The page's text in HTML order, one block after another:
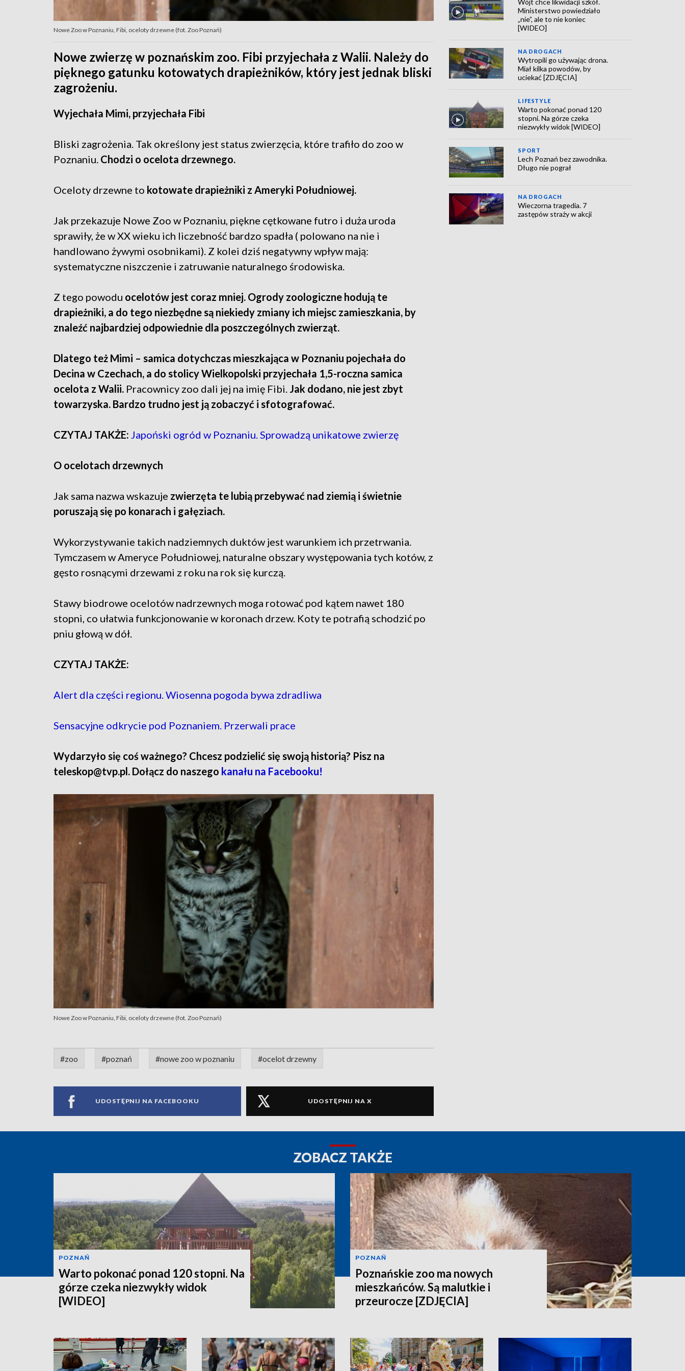
Nowe Zoo w Poznaniu, Fibi, oceloty drzewne (fot. Zoo Poznań)
Nowe zwierzę w poznańskim zoo. Fibi przyjechała z Walii. Należy do
pięknego gatunku kotowatych drapieżników, który jest jednak bliski
zagrożeniu.
Wyjechała Mimi, przyjechała Fibi
Bliski zagrożenia. Tak określony jest status zwierzęcia, które trafiło do zoo w
Poznaniu. Chodzi o ocelota drzewnego.
Oceloty drzewne to kotowate drapieżniki z Ameryki Południowej.
Jak przekazuje Nowe Zoo w Poznaniu, piękne cętkowane futro i duża uroda
sprawiły, że w XX wieku ich liczebność bardzo spadła ( polowano na nie i
handlowano żywymi osobnikami). Z kolei dziś negatywny wpływ mają:
systematyczne niszczenie i zatruwanie naturalnego środowiska.
Z tego powodu ocelotów jest coraz mniej. Ogrody zoologiczne hodują te
drapieżniki, a do tego niezbędne są niekiedy zmiany ich miejsc zamieszkania, by
znaleźć najbardziej odpowiednie dla poszczególnych zwierząt.
Dlatego też Mimi – samica dotychczas mieszkająca w Poznaniu pojechała do
Decina w Czechach, a do stolicy Wielkopolski przyjechała 1,5-roczna samica
ocelota z Walii. Pracownicy zoo dali jej na imię Fibi. Jak dodano, nie jest zbyt
towarzyska. Bardzo trudno jest ją zobaczyć i sfotografować.
CZYTAJ TAKŻE: Japoński ogród w Poznaniu. Sprowadzą unikatowe zwierzę
O ocelotach drzewnych
Jak sama nazwa wskazuje zwierzęta te lubią przebywać nad ziemią i świetnie
poruszają się po konarach i gałęziach.
Wykorzystywanie takich nadziemnych duktów jest warunkiem ich przetrwania.
Tymczasem w Ameryce Południowej, naturalne obszary występowania tych kotów, z
gęsto rosnącymi drzewami z roku na rok się kurczą.
Stawy biodrowe ocelotów nadrzewnych moga rotować pod kątem nawet 180
stopni, co ułatwia funkcjonowanie w koronach drzew. Koty te potrafią schodzić po
pniu głową w dół.
CZYTAJ TAKŻE:
Alert dla części regionu. Wiosenna pogoda bywa zdradliwa
Sensacyjne odkrycie pod Poznaniem. Przerwali prace
Wydarzyło się coś ważnego? Chcesz podzielić się swoją historią? Pisz na
teleskop@tvp.pl. Dołącz do naszego kanału na Facebooku!
Nowe Zoo w Poznaniu, Fibi, oceloty drzewne (fot. Zoo Poznań)
#zoo #poznań #nowe zoo w poznaniu #ocelot drzewny
UDOSTĘPNIJ NA FACEBOOKU UDOSTĘPNIJ NA X
Ministerstwo powiedziało
„nie”, ale to nie koniec
[WIDEO]
NA DROGACH
Wytropili go używając drona.
Miał kilka powodów, by
uciekać [ZDJĘCIA]
LIFESTYLE
Warto pokonać ponad 120
stopni. Na górze czeka
niezwykły widok [WIDEO]
SPORT
Lech Poznań bez zawodnika.
Długo nie pograł
NA DROGACH
Wieczorna tragedia. 7
zastępów straży w akcji
ZOBACZ TAKŻE
POZNAŃ
Warto pokonać ponad 120 stopni. Na
górze czeka niezwykły widok
[WIDEO]
POZNAŃ
Poznańskie zoo ma nowych
mieszkańców. Są malutkie i
przeurocze [ZDJĘCIA]